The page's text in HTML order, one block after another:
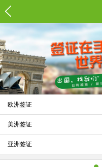
欧洲签证
美洲签证
亚洲签证